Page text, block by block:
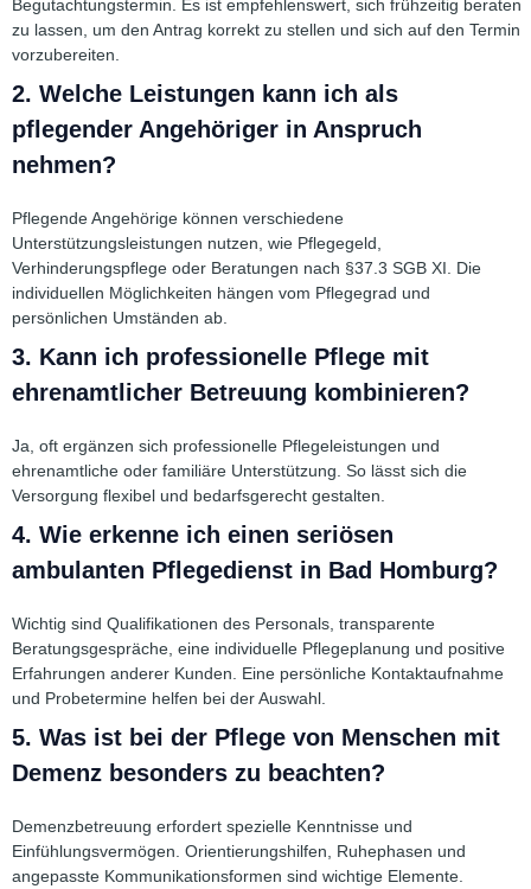
Begutachtungstermin. Es ist empfehlenswert, sich frühzeitig beraten
zu lassen, um den Antrag korrekt zu stellen und sich auf den Termin
vorzubereiten.
2. Welche Leistungen kann ich als
pflegender Angehöriger in Anspruch
nehmen?
Pflegende Angehörige können verschiedene
Unterstützungsleistungen nutzen, wie Pflegegeld,
Verhinderungspflege oder Beratungen nach §37.3 SGB XI. Die
individuellen Möglichkeiten hängen vom Pflegegrad und
persönlichen Umständen ab.
3. Kann ich professionelle Pflege mit
ehrenamtlicher Betreuung kombinieren?
Ja, oft ergänzen sich professionelle Pflegeleistungen und
ehrenamtliche oder familiäre Unterstützung. So lässt sich die
Versorgung flexibel und bedarfsgerecht gestalten.
4. Wie erkenne ich einen seriösen
ambulanten Pflegedienst in Bad Homburg?
Wichtig sind Qualifikationen des Personals, transparente
Beratungsgespräche, eine individuelle Pflegeplanung und positive
Erfahrungen anderer Kunden. Eine persönliche Kontaktaufnahme
und Probetermine helfen bei der Auswahl.
5. Was ist bei der Pflege von Menschen mit
Demenz besonders zu beachten?
Demenzbetreuung erfordert spezielle Kenntnisse und
Einfühlungsvermögen. Orientierungshilfen, Ruhephasen und
angepasste Kommunikationsformen sind wichtige Elemente.